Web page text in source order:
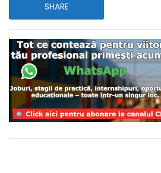
SHARE